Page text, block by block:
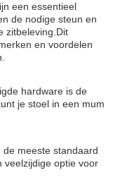
een essentieel
de nodige steun en
zitbeleving.Dit
en voordelen
hardware is de
je stoel in een mum
meeste standaard
veelzijdige optie voor